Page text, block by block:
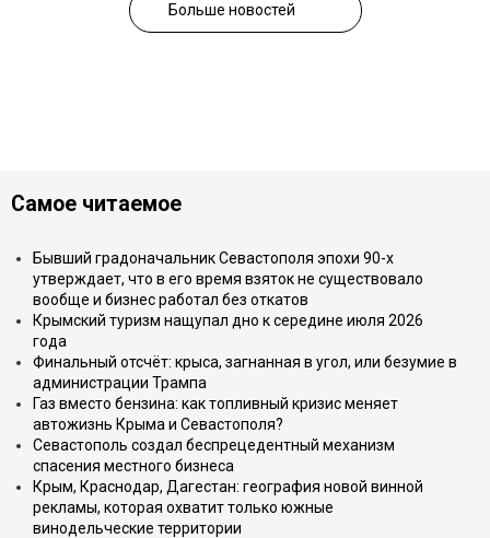
Больше новостей
Самое читаемое
Бывший градоначальник Севастополя эпохи 90-х
утверждает, что в его время взяток не существовало
вообще и бизнес работал без откатов
Крымский туризм нащупал дно к середине июля 2026
года
Финальный отсчёт: крыса, загнанная в угол, или безумие в
администрации Трампа
Газ вместо бензина: как топливный кризис меняет
автожизнь Крыма и Севастополя?
Севастополь создал беспрецедентный механизм
спасения местного бизнеса
Крым, Краснодар, Дагестан: география новой винной
рекламы, которая охватит только южные
винодельческие территории